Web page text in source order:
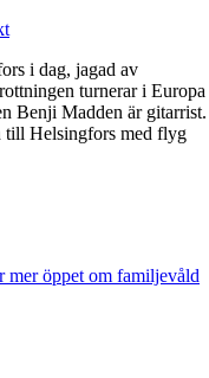
i dag, jagad av
turnerar i Europa
Benji Madden är gitarrist.
till Helsingfors med flyg
mer öppet om familjevåld